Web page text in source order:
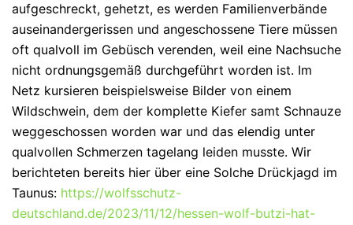
aufgeschreckt, gehetzt, es werden Familienverbände
auseinandergerissen und angeschossene Tiere müssen
oft qualvoll im Gebüsch verenden, weil eine Nachsuche
nicht ordnungsgemäß durchgeführt worden ist. Im
Netz kursieren beispielsweise Bilder von einem
Wildschwein, dem der komplette Kiefer samt Schnauze
weggeschossen worden war und das elendig unter
qualvollen Schmerzen tagelang leiden musste. Wir
berichteten bereits hier über eine Solche Drückjagd im
Taunus: https://wolfsschutz-
deutschland.de/2023/11/12/hessen-wolf-butzi-hat-